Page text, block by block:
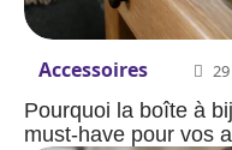
Accessoires
Pourquoi la boîte à
must-have pour vos